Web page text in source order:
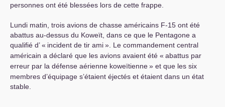
personnes ont été blessées lors de cette frappe.
Lundi matin, trois avions de chasse américains F-15 ont été
abattus au-dessus du Koweït, dans ce que le Pentagone a
qualifié d’ « incident de tir ami». Le commandement central
américain a déclaré que les avions avaient été « abattus par
erreur par la défense aérienne koweïtienne» et que les six
membres d’équipage s’étaient éjectés et étaient dans un état
stable.